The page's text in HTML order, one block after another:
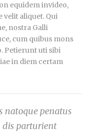
equidem invideo,
velit aliquet. Qui
nostra Galli
cum quibus mons
Petierunt uti sibi
in diem certam
natoque penatus
dis parturient